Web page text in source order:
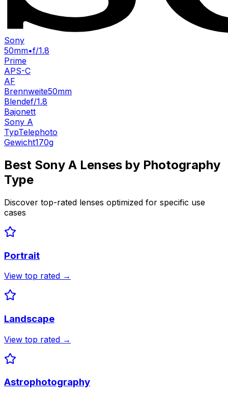
Sony
50mm•f/1.8
Prime
APS-C
AF
Brennweite50mm
Blendef/1.8
Bajonett
Sony A
TypTelephoto
Gewicht170g
Best Sony A Lenses by Photography
Type
Discover top-rated lenses optimized for specific use
cases
Portrait
View top rated →
Landscape
View top rated →
Astrophotography